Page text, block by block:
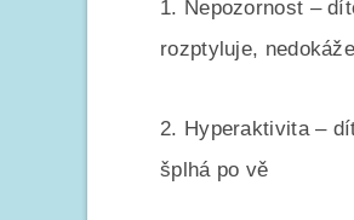
1. Nepozornost –
rozptyluje,
2. Hyperaktivita –
šplhá po vě